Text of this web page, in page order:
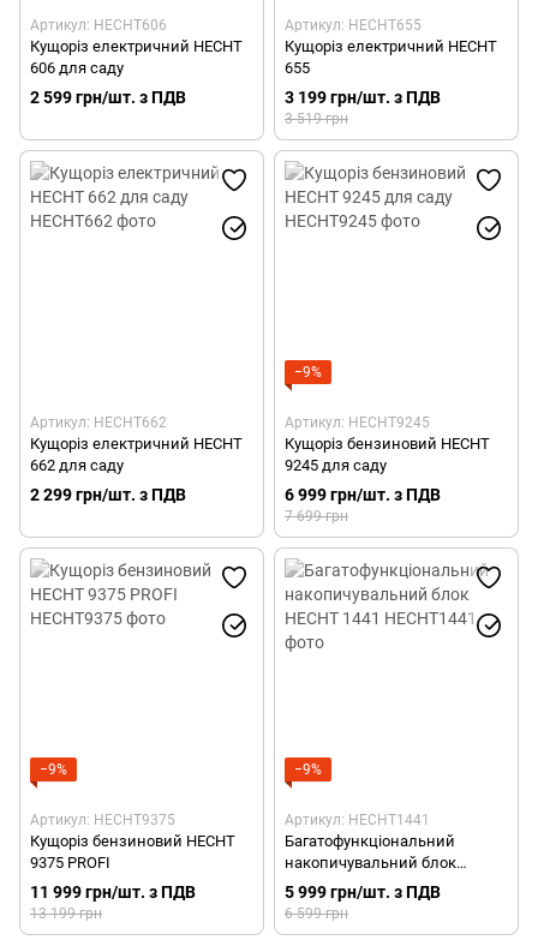
Артикул: HECHT606
Кущоріз електричний HECHT
606 для саду
2 599 грн/шт. з ПДВ
Артикул: HECHT655
Кущоріз електричний HECHT
655
3 199 грн/шт. з ПДВ
3 519 грн
Артикул: HECHT662
Кущоріз електричний HECHT
662 для саду
2 299 грн/шт. з ПДВ
−9%
Артикул: HECHT9245
Кущоріз бензиновий HECHT
9245 для саду
6 999 грн/шт. з ПДВ
7 699 грн
−9%
Артикул: HECHT9375
Кущоріз бензиновий HECHT
9375 PROFI
11 999 грн/шт. з ПДВ
13 199 грн
−9%
Артикул: HECHT1441
Багатофункціональний
накопичувальний блок
HECHT 1441
5 999 грн/шт. з ПДВ
6 599 грн